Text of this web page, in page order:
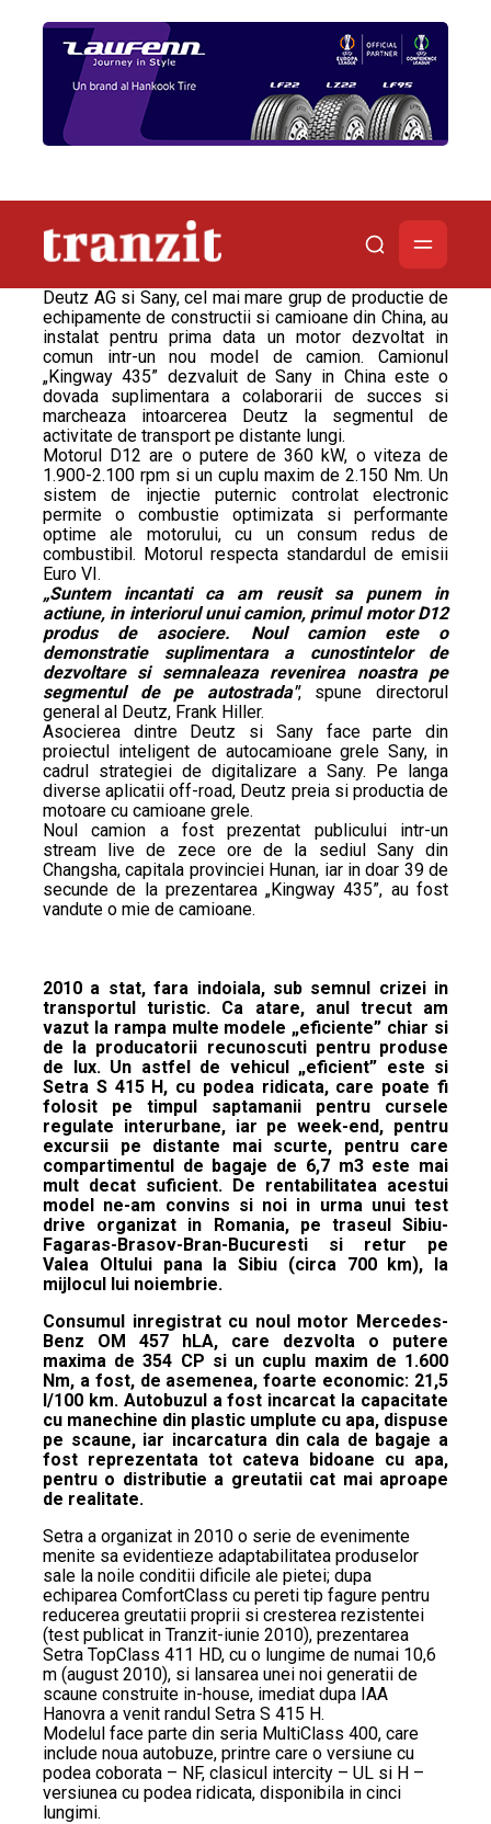
Deutz AG si Sany, cel mai mare grup de productie de
echipamente de constructii si camioane din China, au
instalat pentru prima data un motor dezvoltat in
comun intr-un nou model de camion. Camionul
„Kingway 435” dezvaluit de Sany in China este o
dovada suplimentara a colaborarii de succes si
marcheaza intoarcerea Deutz la segmentul de
activitate de transport pe distante lungi.
Motorul D12 are o putere de 360 kW, o viteza de
1.900-2.100 rpm si un cuplu maxim de 2.150 Nm. Un
sistem de injectie puternic controlat electronic
permite o combustie optimizata si performante
optime ale motorului, cu un consum redus de
combustibil. Motorul respecta standardul de emisii
Euro VI.
„Suntem incantati ca am reusit sa punem in
actiune, in interiorul unui camion, primul motor D12
produs de asociere. Noul camion este o
demonstratie suplimentara a cunostintelor de
dezvoltare si semnaleaza revenirea noastra pe
segmentul de pe autostrada", spune directorul
general al Deutz, Frank Hiller.
Asocierea dintre Deutz si Sany face parte din
proiectul inteligent de autocamioane grele Sany, in
cadrul strategiei de digitalizare a Sany. Pe langa
diverse aplicatii off-road, Deutz preia si productia de
motoare cu camioane grele.
Noul camion a fost prezentat publicului intr-un
stream live de zece ore de la sediul Sany din
Changsha, capitala provinciei Hunan, iar in doar 39 de
secunde de la prezentarea „Kingway 435”, au fost
vandute o mie de camioane.
2010 a stat, fara indoiala, sub semnul crizei in
transportul turistic. Ca atare, anul trecut am
vazut la rampa multe modele „eficiente” chiar si
de la producatorii recunoscuti pentru produse
de lux. Un astfel de vehicul „eficient” este si
Setra S 415 H, cu podea ridicata, care poate fi
folosit pe timpul saptamanii pentru cursele
regulate interurbane, iar pe week-end, pentru
excursii pe distante mai scurte, pentru care
compartimentul de bagaje de 6,7 m3 este mai
mult decat suficient. De rentabilitatea acestui
model ne-am convins si noi in urma unui test
drive organizat in Romania, pe traseul Sibiu-
Fagaras-Brasov-Bran-Bucuresti si retur pe
Valea Oltului pana la Sibiu (circa 700 km), la
mijlocul lui noiembrie.
Consumul inregistrat cu noul motor Mercedes-
Benz OM 457 hLA, care dezvolta o putere
maxima de 354 CP si un cuplu maxim de 1.600
Nm, a fost, de asemenea, foarte economic: 21,5
l/100 km. Autobuzul a fost incarcat la capacitate
cu manechine din plastic umplute cu apa, dispuse
pe scaune, iar incarcatura din cala de bagaje a
fost reprezentata tot cateva bidoane cu apa,
pentru o distributie a greutatii cat mai aproape
de realitate.
Setra a organizat in 2010 o serie de evenimente
menite sa evidentieze adaptabilitatea produselor
sale la noile conditii dificile ale pietei; dupa
echiparea ComfortClass cu pereti tip fagure pentru
reducerea greutatii proprii si cresterea rezistentei
(test publicat in Tranzit-iunie 2010), prezentarea
Setra TopClass 411 HD, cu o lungime de numai 10,6
m (august 2010), si lansarea unei noi generatii de
scaune construite in-house, imediat dupa IAA
Hanovra a venit randul Setra S 415 H.
Modelul face parte din seria MultiClass 400, care
include noua autobuze, printre care o versiune cu
podea coborata – NF, clasicul intercity – UL si H –
versiunea cu podea ridicata, disponibila in cinci
lungimi.